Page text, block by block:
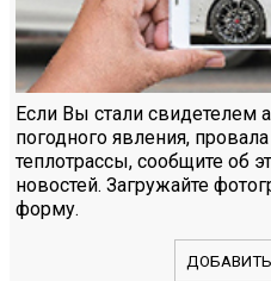
Если Вы стали свидетелем
погодного явления,
теплотрассы, сообщите об
новостей. Загружайте
форму.